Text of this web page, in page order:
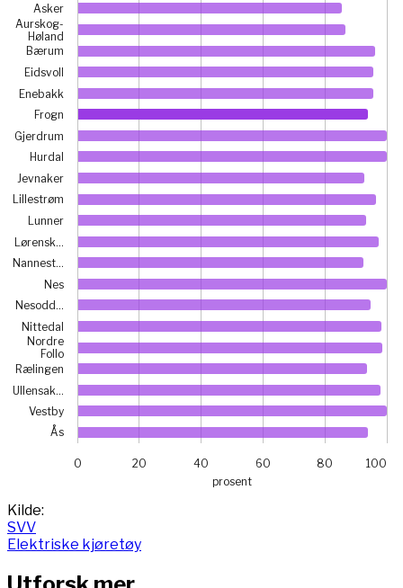
Bar chart with 21 bars.
View as data table, Chart
The chart has 1 X axis displaying categories.
The chart has 1 Y axis displaying prosent. Data ranges
prosent
Asker
Aurskog-
Høland
Bærum
Eidsvoll
Enebakk
Frogn
Gjerdrum
Hurdal
Jevnaker
Lillestrøm
Lunner
Lørensk…
Nannest…
Nes
Nesodd…
Nittedal
Nordre
Follo
Rælingen
Ullensak…
Vestby
Ås
0 20 40 60 80 100
End of interactive chart.
Kilde:
SVV
Elektriske kjøretøy